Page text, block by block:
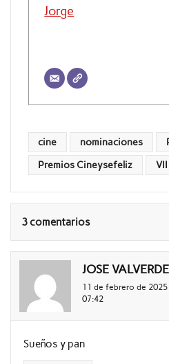
Jorge
cine nominaciones
Premios Cineysefeliz
3 comentarios
JOSE
11 de febrero de 2025
07:42
Sueños y pan